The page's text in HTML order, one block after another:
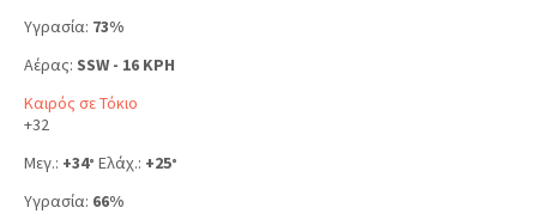
Υγρασία: 73%
Αέρας: SSW - 16 KPH
Καιρός σε Τόκιο
+32
Μεγ.: +34° Ελάχ.: +25°
Υγρασία: 66%